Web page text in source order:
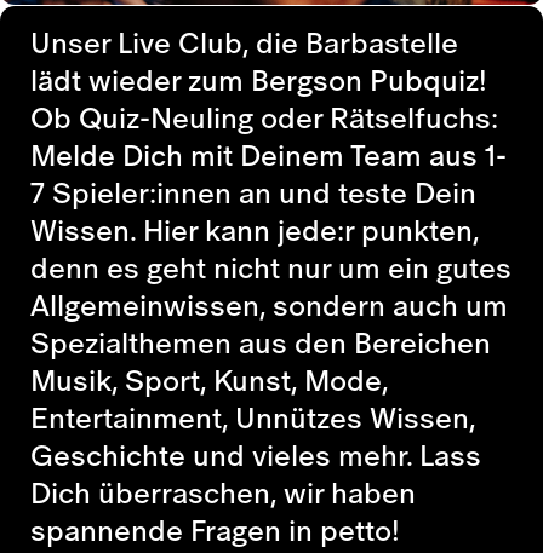
Unser Live Club, die Barbastelle
lädt wieder zum Bergson Pubquiz!
Ob Quiz-Neuling oder Rätselfuchs:
Melde Dich mit Deinem Team aus 1-
7 Spieler:innen an und teste Dein
Wissen. Hier kann jede:r punkten,
denn es geht nicht nur um ein gutes
Allgemeinwissen, sondern auch um
Spezialthemen aus den Bereichen
Musik, Sport, Kunst, Mode,
Entertainment, Unnützes Wissen,
Geschichte und vieles mehr. Lass
Dich überraschen, wir haben
spannende Fragen in petto!